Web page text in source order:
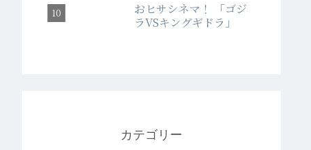
おヒサシネマ！ 「ゴジ
ラVSキングギドラ」
カテゴリー